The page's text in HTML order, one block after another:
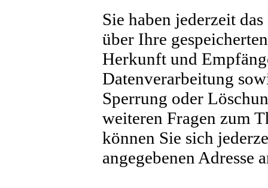
Sie haben jederzeit
über Ihre
Herkunft und
Datenverarbeitung
Sperrung oder
weiteren Fragen zum
können Sie sich
angegebenen Adresse